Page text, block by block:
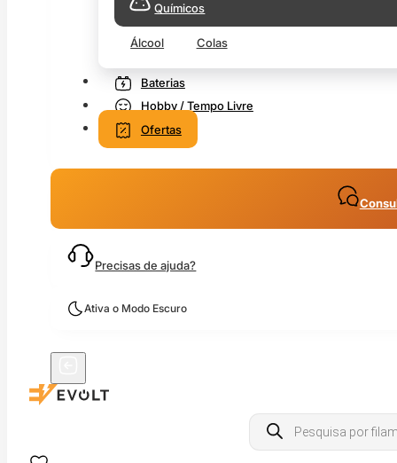
Químicos
Álcool Colas
Baterias
Hobby / Tempo Livre
Ofertas
Precisas de ajuda?
Ativa o Modo Escuro
Products
search